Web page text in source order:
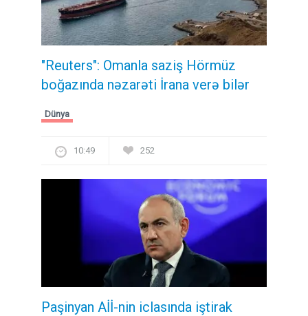
"Reuters": Omanla saziş Hörmüz
boğazında nəzarəti İrana verə bilər
Dünya
10:49 252
Paşinyan Aİİ-nin iclasında iştirak